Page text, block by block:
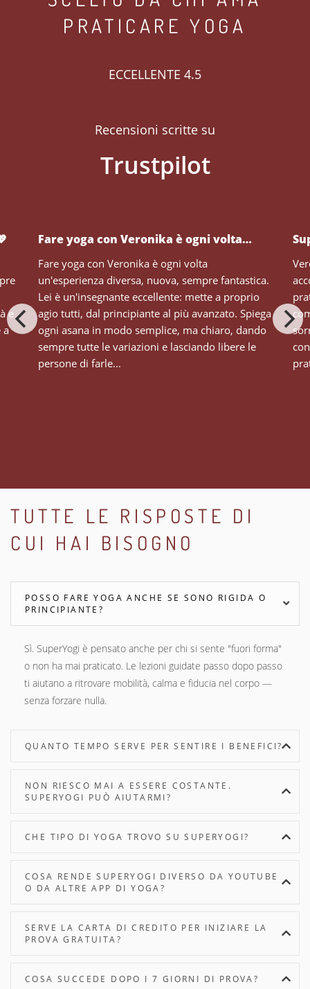
PRATICARE YOGA
ECCELLENTE 4.5
Recensioni scritte su
Fare yoga con Veronika è ogni volta…
Fare yoga con Veronika è ogni volta
un'esperienza diversa, nuova, sempre fantastica.
Lei è un'insegnante eccellente: mette a proprio
agio tutti, dal principiante al più avanzato. Spiega
ogni asana in modo semplice, ma chiaro, dando
sempre tutte le variazioni e lasciando libere le
persone di farle...
e
a
TUTTE LE RISPOSTE DI
CUI HAI BISOGNO
POSSO FARE YOGA ANCHE SE SONO RIGIDA O
PRINCIPIANTE?
Sì. SuperYogi è pensato anche per chi si sente "fuori forma"
o non ha mai praticato. Le lezioni guidate passo dopo passo
ti aiutano a ritrovare mobilità, calma e fiducia nel corpo —
senza forzare nulla.
QUANTO TEMPO SERVE PER SENTIRE I BENEFICI?
NON RIESCO MAI A ESSERE COSTANTE.
SUPERYOGI PUÒ AIUTARMI?
CHE TIPO DI YOGA TROVO SU SUPERYOGI?
COSA RENDE SUPERYOGI DIVERSO DA YOUTUBE
O DA ALTRE APP DI YOGA?
SERVE LA CARTA DI CREDITO PER INIZIARE LA
PROVA GRATUITA?
COSA SUCCEDE DOPO I 7 GIORNI DI PROVA?